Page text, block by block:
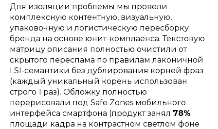
Для изоляции проблемы мы провели
комплексную контентную, визуальную,
упаковочную и логистическую пересборку
бренда на основе юнит-комплаенса. Текстовую
матрицу описания полностью очистили от
скрытого переспама по правилам лаконичной
LSI-семантики без дублирования корней фраз
(каждый уникальный корень использован
строго 1 раз). Обложку полностью
перерисовали под Safe Zones мобильного
интерфейса смартфона (продукт занял 78%
площади кадра на контрастном светлом фоне